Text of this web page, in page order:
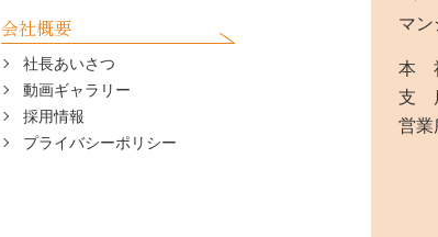
会社概要
社長あいさつ
動画ギャラリー
採用情報
プライバシーポリシー
マン
本
支
営業